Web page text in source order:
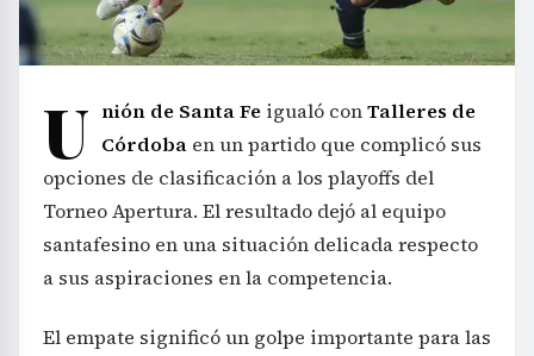
U nión de Santa Fe igualó conTalleres de
Córdoba en un partido que complicó sus
opciones de clasificación a los playoffs del
Torneo Apertura. El resultado dejó al equipo
santafesino en una situación delicada respecto
a sus aspiraciones en la competencia.
El empate significó un golpe importante para las